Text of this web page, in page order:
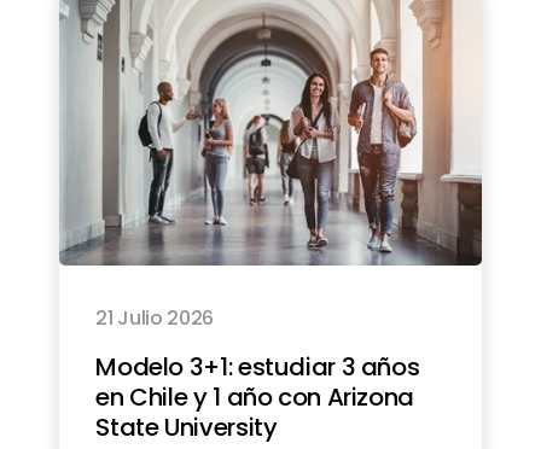
21 Julio 2026
Modelo 3+1: estudiar 3 años
en Chile y 1 año con Arizona
State University